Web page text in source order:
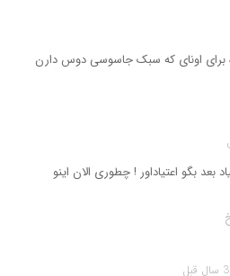
برای اونای که سبک جاسوسی دوس دارن
بگو اعتیاد‌اور ! چطوری الان اینو
3 سال قبل